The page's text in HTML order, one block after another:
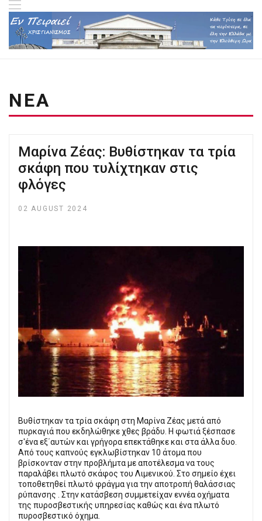
ΝΕΑ
Μαρίνα Ζέας: Βυθίστηκαν τα τρία
σκάφη που τυλίχτηκαν στις
φλόγες
02 AUGUST 2024
Βυθίστηκαν τα τρία σκάφη στη Μαρίνα Ζέας μετά από
πυρκαγιά που εκδηλώθηκε χθες βράδυ. Η φωτιά ξέσπασε
σ'ένα εξ΄αυτών και γρήγορα επεκτάθηκε και στα άλλα δυο.
Από τους καπνούς εγκλωβίστηκαν 10 άτομα που
βρίσκονταν στην προβλήμτα με αποτέλεσμα να τους
παραλάβει πλωτό σκάφος του Λιμενικού. Στο σημείο έχει
τοποθετηθεί πλωτό φράγμα για την αποτροπή θαλάσσιας
ρύπανσης . Στην κατάσβεση συμμετείχαν εννέα οχήματα
της πυροσβεστικής υπηρεσίας καθώς και ένα πλωτό
πυροσβεστικό όχημα.